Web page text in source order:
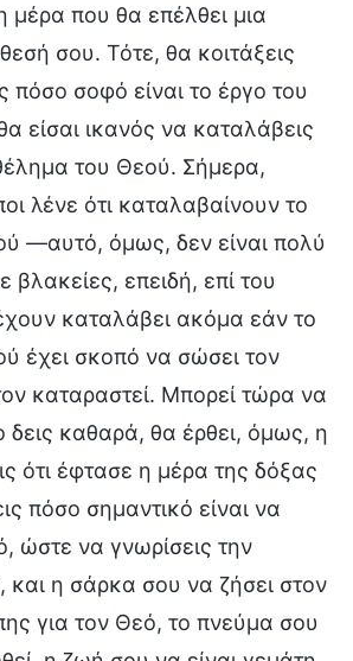
μέρα που θα επέλθει μια
σου. Τότε, θα κοιτάξεις
πόσο σοφό είναι το έργο του
είσαι ικανός να καταλάβεις
του Θεού. Σήμερα,
λένε ότι καταλαβαίνουν το
—αυτό, όμως, δεν είναι πολύ
βλακείες, επειδή, επί του
καταλάβει ακόμα εάν το
έχει σκοπό να σώσει τον
καταραστεί. Μπορεί τώρα να
δεις καθαρά, θα έρθει, όμως, η
ότι έφτασε η μέρα της δόξας
πόσο σημαντικό είναι να
ώστε να γνωρίσεις την
και η σάρκα σου να ζήσει στον
για τον Θεό, το πνεύμα σου